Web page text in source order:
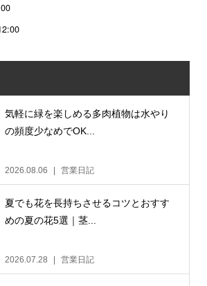
気軽に緑を楽しめる多肉植物は水やり
の頻度少なめでOK...
2026.08.06 営業日記
夏でも花を長持ちさせるコツとおすす
めの夏の花5選｜茎...
2026.07.28 営業日記